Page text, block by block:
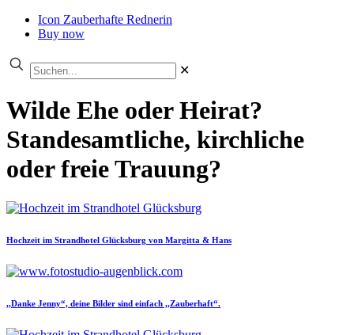
Icon Zauberhafte Rednerin
Buy now
✕
Wilde Ehe oder Heirat?
Standesamtliche, kirchliche
oder freie Trauung?
Hochzeit im Strandhotel Glücksburg von Margitta & Hans
,,Danke Jenny“, deine Bilder sind einfach ,,Zauberhaft“.